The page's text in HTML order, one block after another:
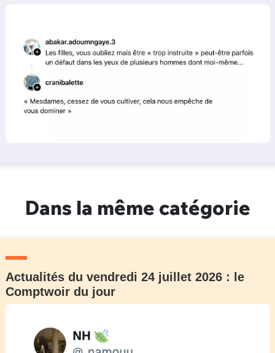
Dans la même catégorie
Actualités du vendredi 24 juillet 2026 : le
Comptwoir du jour